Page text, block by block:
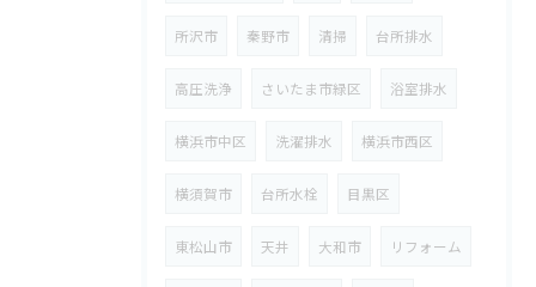
所沢市 秦野市 清掃 台所排水
高圧洗浄 さいたま市緑区 浴室排水
横浜市中区 洗濯排水 横浜市西区
横須賀市 台所水栓 目黒区
東松山市 天井 大和市 リフォーム